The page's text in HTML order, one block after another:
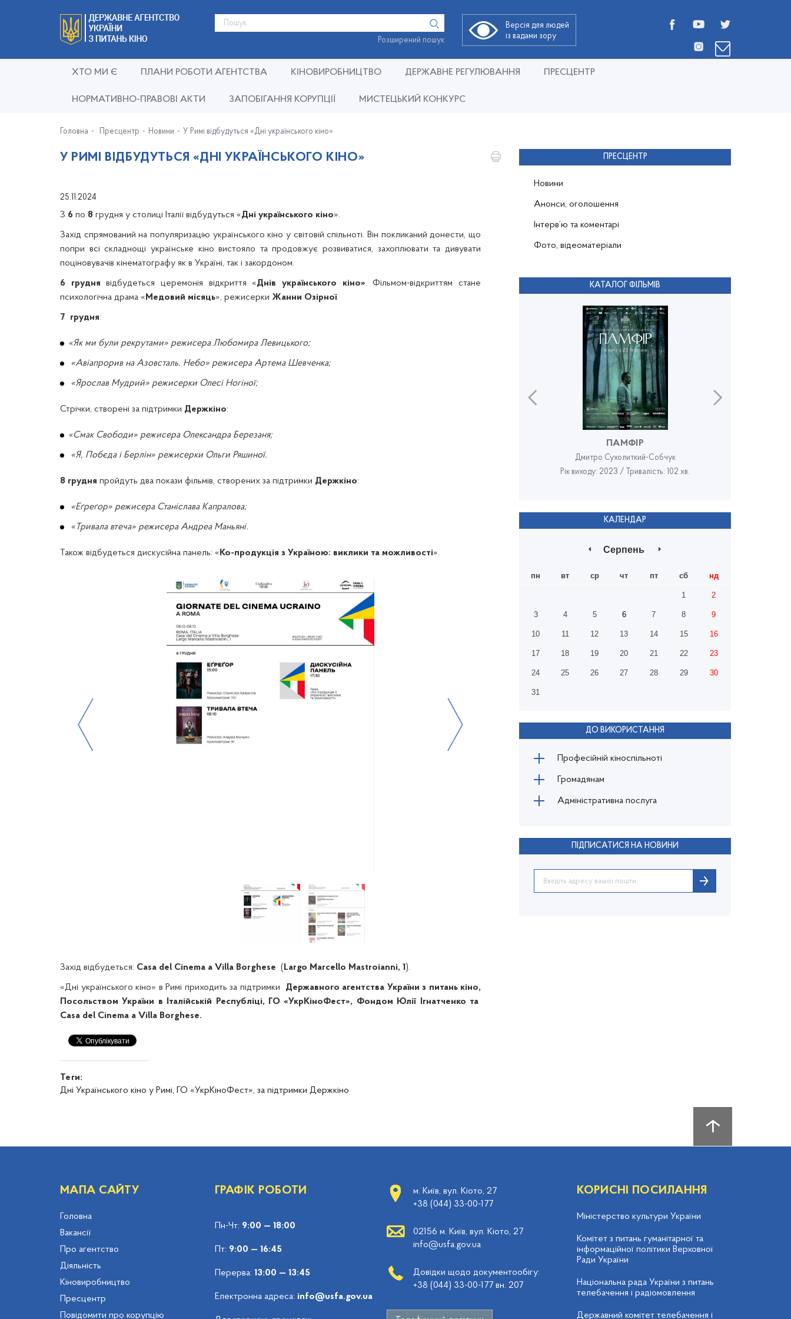
Розширений пошук
Версія для людей
із вадами зору
ХТО МИ Є ПЛАНИ РОБОТИ АГЕНТСТВА КІНОВИРОБНИЦТВО ДЕРЖАВНЕ РЕГУЛЮВАННЯ ПРЕСЦЕНТР
НОРМАТИВНО-ПРАВОВІ АКТИ ЗАПОБІГАННЯ КОРУПЦІЇ МИСТЕЦЬКИЙ КОНКУРС
Головна Пресцентр Новини У Римі відбудуться «Дні українського кіно»
У РИМІ ВІДБУДУТЬСЯ «ДНІ УКРАЇНСЬКОГО КІНО»
25.11.2024
З 6 по 8 грудня у столиці Італії відбудуться «Дні українського кіно».
Захід спрямований на популяризацію українського кіно у світовій спільноті. Він покликаний донести, що
попри всі складнощі українське кіно вистояло та продовжує розвиватися, захоплювати та дивувати
поціновувачів кінематографу як в Україні, так і закордоном.
6 грудня відбудеться церемонія відкриття «Днів українського кіно». Фільмом-відкриттям стане
психологічна драма « Медовий місяць», режисерки Жанни Озірної.
7 грудня:
«Як ми були рекрутами» режисера Любомира Левицького;
«Авіапрорив на Азовсталь. Небо» режисера Артема Шевченка;
«Ярослав Мудрий» режисерки Олесі Ногіної;
Стрічки, створені за підтримки Держкіно:
«Смак Свободи» режисера Олександра Березаня;
«Я, Побєда і Берлін» режисерки Ольги Ряшиної.
8 грудня пройдуть два покази фільмів, створених за підтримки Держкіно:
«Еґреґор» режисера Станіслава Капралова;
«Тривала втеча» режисера Андреа Маньяні.
Також відбудеться дискусійна панель: « Ко-продукція з Україною: виклики та можливості».
Захід відбудеться: Casa del Cinema a Villa Borghese ( Largo Marcello Mastroianni, 1 ).
«Дні українського кіно» в Римі приходить за підтримки Державного агентства України з питань кіно,
Посольством України в Італійській Республіці, ГО «УкрКіноФест», Фондом Юлії Ігнатченко та
Casa del Cinema a Villa Borghese.
Теги:
Дні Українського кіно у Римі,
ГО «УкрКіноФест», за підтримки Держкіно
ПРЕСЦЕНТР
Новини
Анонси, оголошення
Інтерв’ю та коментарі
Фото, відеоматеріали
КАТАЛОГ ФІЛЬМІВ
Рік виходу: 2013 / Тривалість: 122 хв.
ПАМФІР
Дмитро Сухолиткий-Собчук
Рік виходу: 2023 / Тривалість: 102 хв.
КАЛЕНДАР
Серпень
пн вт ср чт пт сб нд
1 2
3 4 5 6 7 8 9
10 11 12 13 14 15 16
17 18 19 20 21 22 23
24 25 26 27 28 29 30
31
ДО ВИКОРИСТАННЯ
Професійній кіноспільноті
Громадянам
Адміністративна послуга
ПІДПИСАТИСЯ НА НОВИНИ
МАПА САЙТУ
Головна
Вакансії
Про агентство
Діяльність
Кіновиробництво
Пресцентр
Повідомити про корупцію
ГРАФІК РОБОТИ
Пн-Чт: 9:00 — 18:00
Пт: 9:00 — 16:45
Перерва: 13:00 — 13:45
Електронна адреса: info@usfa.gov.ua
м. Київ, вул. Кіото, 27
+38 (044) 33-00-177
02156 м. Київ, вул. Кіото, 27
info@usfa.gov.ua
Довідки щодо документообігу:
+38 (044) 33-00-177 вн. 207
КОРИСНІ ПОСИЛАННЯ
Міністерство культури України
Комітет з питань гуманітарної та
інформаційної політики Верховної
Ради України
Національна рада України з питань
телебачення і радіомовлення
Державний комітет телебачення і